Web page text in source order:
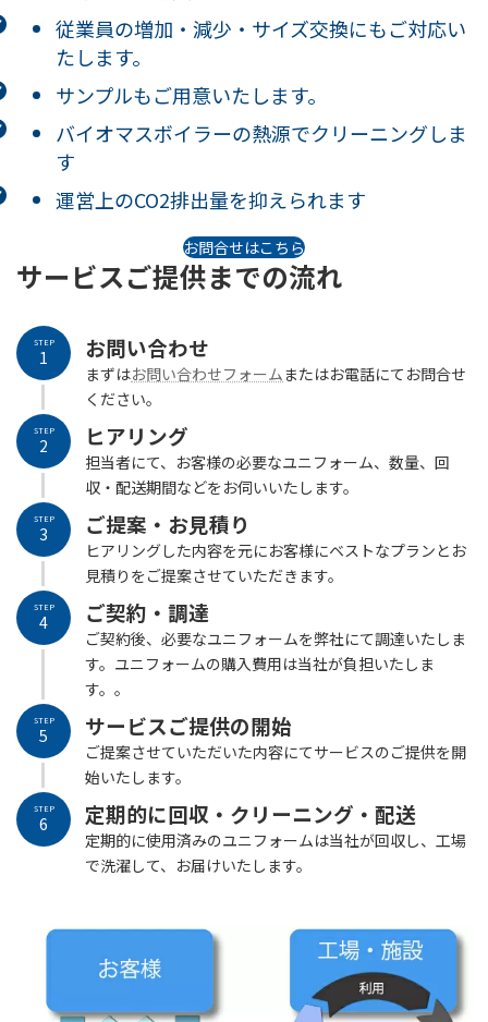
従業員の増加・減少・サイズ交換にもご対応い
たします。
サンプルもご用意いたします。
バイオマスボイラーの熱源でクリーニングしま
す
運営上のCO2排出量を抑えられます
お問合せはこちら
サービスご提供までの流れ
お問い合わせ
まずはお問い合わせフォームまたはお電話にてお問合せ
ください。
STEP
1
ヒアリング
担当者にて、お客様の必要なユニフォーム、数量、回
収・配送期間などをお伺いいたします。
STEP
2
ご提案・お見積り
ヒアリングした内容を元にお客様にベストなプランとお
見積りをご提案させていただきます。
STEP
3
ご契約・ 調達
ご契約後、必要なユニフォームを弊社にて調達いたしま
す。ユニフォームの購入費用は当社が負担いたしま
す。。
STEP
4
サービスご提供の開始
ご提案させていただいた内容にてサービスのご提供を開
始いたします。
STEP
5
定期的に回収・クリーニング・配送
定期的に使用済みのユニフォームは当社が回収し、工場
で洗濯して、お届けいたします。
STEP
6